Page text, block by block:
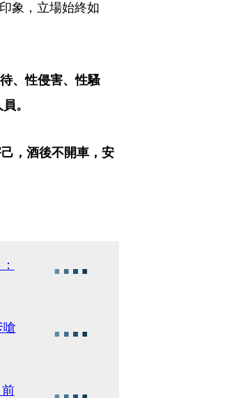
象，立場始終如
、性侵害、性騷
。
，酒後不開車，安